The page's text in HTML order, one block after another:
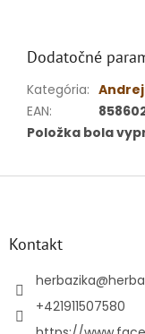
Dodatočné
Kategória:
EAN:
Položka bola
Kontakt
herbazika@
+421911507580